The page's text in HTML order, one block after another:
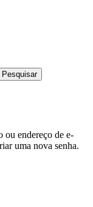
ou endereço de e-
uma nova senha.